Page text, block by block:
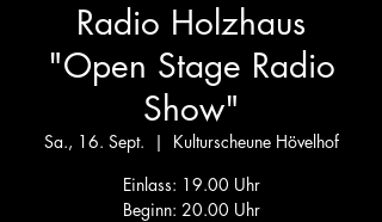
Radio Holzhaus
"Open Stage Radio
Show"
Sa., 16. Sept.
  |
Kulturscheune Hövelhof
Einlass: 19.00 Uhr
Beginn: 20.00 Uhr